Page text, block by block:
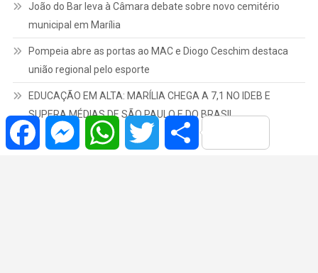
João do Bar leva à Câmara debate sobre novo cemitério
municipal em Marília
Pompeia abre as portas ao MAC e Diogo Ceschim destaca
união regional pelo esporte
EDUCAÇÃO EM ALTA: MARÍLIA CHEGA A 7,1 NO IDEB E
SUPERA MÉDIAS DE SÃO PAULO E DO BRASIL
FacebookMessengerWhatsAppTwitter Share